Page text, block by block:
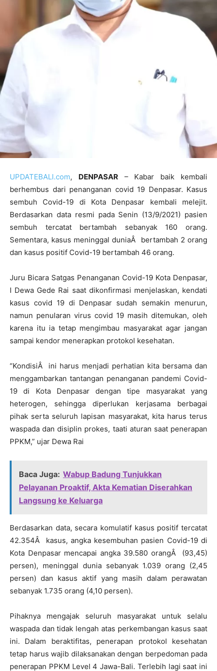
UPDATEBALI.com, DENPASAR– Kabar baik kembali
berhembus dari penanganan covid 19 Denpasar. Kasus
sembuh Covid-19 di Kota Denpasar kembali melejit.
Berdasarkan data resmi pada Senin (13/9/2021) pasien
sembuh tercatat bertambah sebanyak 160 orang.
Sementara, kasus meninggal duniaÂ bertambah 2 orang
dan kasus positif Covid-19 bertambah 46 orang.
Juru Bicara Satgas Penanganan Covid-19 Kota Denpasar,
I Dewa Gede Rai saat dikonfirmasi menjelaskan, kendati
kasus covid 19 di Denpasar sudah semakin menurun,
namun penularan virus covid 19 masih ditemukan, oleh
karena itu ia tetap mengimbau masyarakat agar jangan
sampai kendor menerapkan protokol kesehatan.
“KondisiÂ ini harus menjadi perhatian kita bersama dan
menggambarkan tantangan penanganan pandemi Covid-
19 di Kota Denpasar dengan tipe masyarakat yang
heterogen, sehingga diperlukan kerjasama berbagai
pihak serta seluruh lapisan masyarakat, kita harus terus
waspada dan disiplin prokes, taati aturan saat penerapan
PPKM,” ujar Dewa Rai
Baca Juga: Wabup Badung Tunjukkan
Pelayanan Proaktif, Akta Kematian Diserahkan
Langsung ke Keluarga
Berdasarkan data, secara komulatif kasus positif tercatat
42.354Â kasus, angka kesembuhan pasien Covid-19 di
Kota Denpasar mencapai angka 39.580 orangÂ (93,45)
persen), meninggal dunia sebanyak 1.039 orang (2,45
persen) dan kasus aktif yang masih dalam perawatan
sebanyak 1.735 orang (4,10 persen).
Pihaknya mengajak seluruh masyarakat untuk selalu
waspada dan tidak lengah atas perkembangan kasus saat
ini. Dalam beraktifitas, penerapan protokol kesehatan
tetap harus wajib dilaksanakan dengan berpedoman pada
penerapan PPKM Level 4 Jawa-Bali. Terlebih lagi saat ini